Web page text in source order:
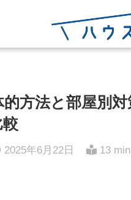
的方法と部屋別
較
2025年6月22日 13 min